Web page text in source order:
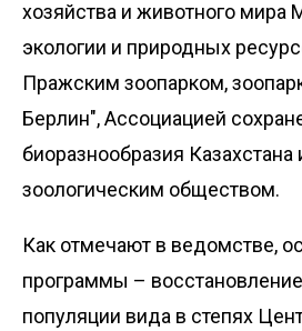
хозяйства и животного мира
экологии и природных
Пражским зоопарком,
Берлин", Ассоциацией
биоразнообразия
зоологическим обществом.
Как отмечают в ведомстве,
программы –
популяции вида в степях